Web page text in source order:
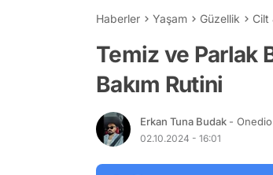
Haberler Yaşam Güzellik Cilt
Temiz ve Parlak
Bakım Rutini
Erkan Tuna Budak -
02.10.2024 - 16:01